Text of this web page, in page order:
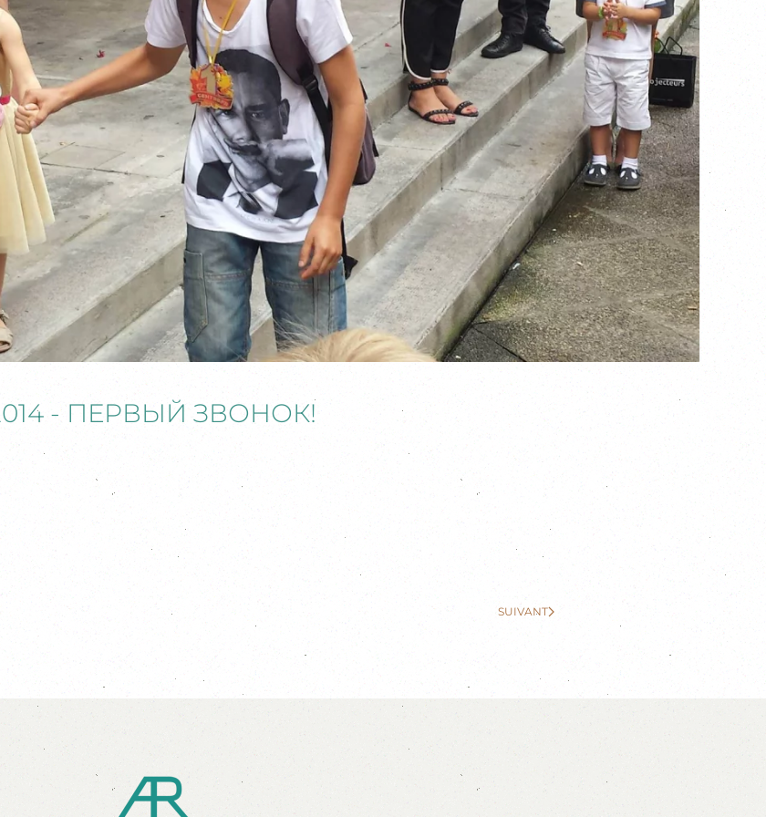
- ПЕРВЫЙ ЗВОНОК!
SUIVANT